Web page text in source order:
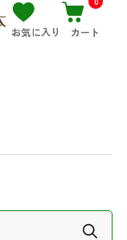
お気に入り カート